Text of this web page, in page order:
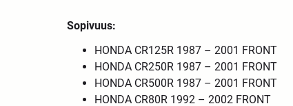
Sopivuus:
HONDA CR125R 1987 – 2001 FRONT
HONDA CR250R 1987 – 2001 FRONT
HONDA CR500R 1987 – 2001 FRONT
HONDA CR80R 1992 – 2002 FRONT